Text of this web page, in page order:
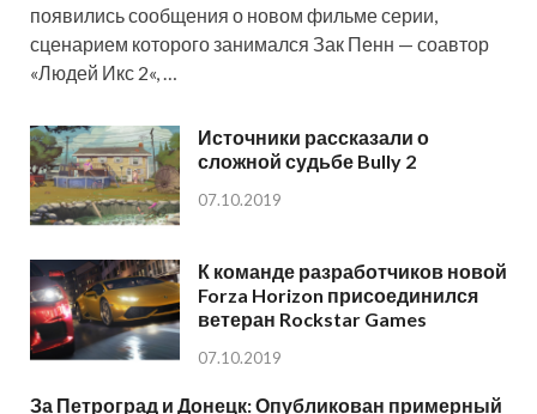
появились сообщения о новом фильме серии,
сценарием которого занимался Зак Пенн — соавтор
«Людей Икс 2«, …
Источники рассказали о
сложной судьбе Bully 2
07.10.2019
К команде разработчиков новой
Forza Horizon присоединился
ветеран Rockstar Games
07.10.2019
За Петроград и Донецк: Опубликован примерный